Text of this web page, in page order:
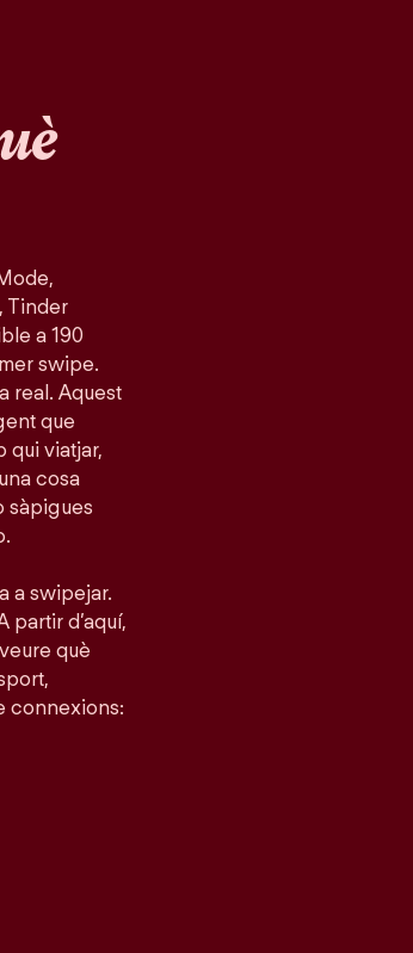
Tinder
a 190
swipe.
real. Aquest
que
qui viatjar,
cosa
sàpigues
a swipejar.
partir d’aquí,
què
connexions: